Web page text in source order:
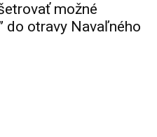
možné
do otravy Navaľného